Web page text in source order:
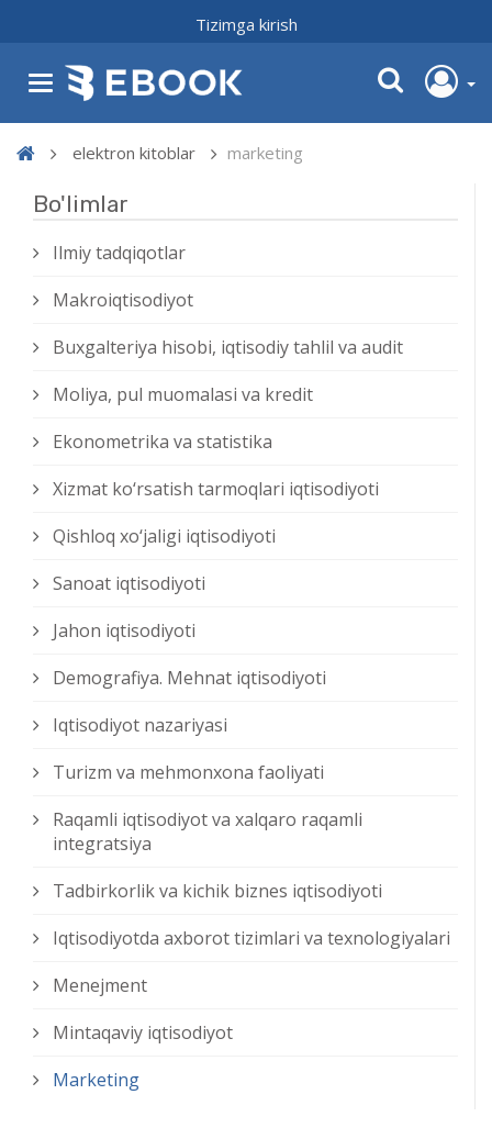
Tizimga kirish
elektron kitoblar marketing
Bo'limlar
Ilmiy tadqiqotlar
Makroiqtisodiyot
Buxgalteriya hisobi, iqtisodiy tahlil va audit
Moliya, pul muomalasi va kredit
Ekonometrika va statistika
Xizmat kо‘rsatish tarmoqlari iqtisodiyoti
Qishloq xо‘jaligi iqtisodiyoti
Sanoat iqtisodiyoti
Jahon iqtisodiyoti
Demografiya. Mehnat iqtisodiyoti
Iqtisodiyot nazariyasi
Turizm va mehmonxona faoliyati
Raqamli iqtisodiyot va xalqaro raqamli
integratsiya
Tadbirkorlik va kichik biznes iqtisodiyoti
Iqtisodiyotda axborot tizimlari va texnologiyalari
Menejment
Mintaqaviy iqtisodiyot
Marketing